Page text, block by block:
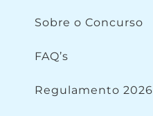
Sobre o Concurso
FAQ’s
Regulamento 2026